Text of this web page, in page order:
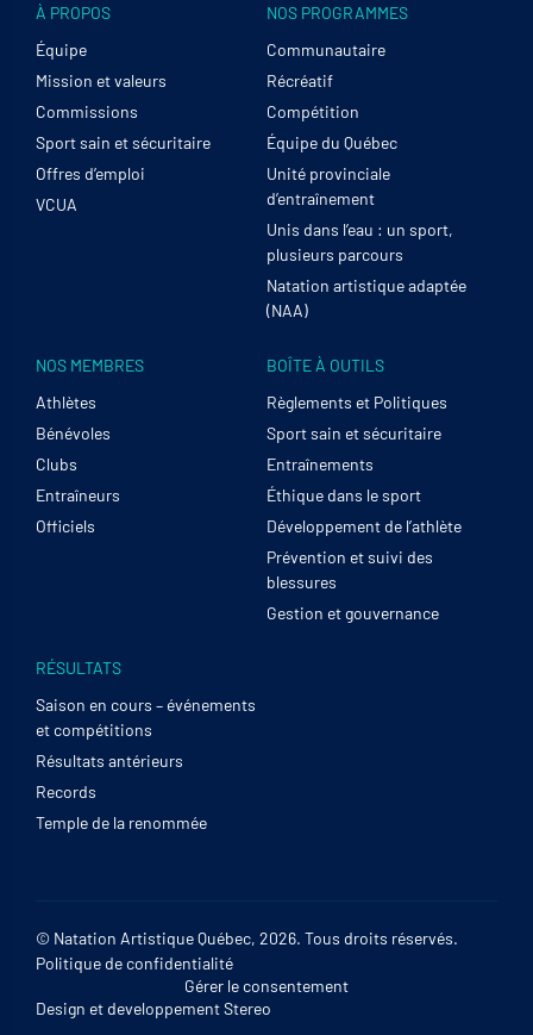
À PROPOS
Équipe
Mission et valeurs
Commissions
Sport sain et sécuritaire
Offres d’emploi
VCUA
NOS PROGRAMMES
Communautaire
Récréatif
Compétition
Équipe du Québec
Unité provinciale
d’entraînement
Unis dans l’eau : un sport,
plusieurs parcours
Natation artistique adaptée
(NAA)
NOS MEMBRES
Athlètes
Bénévoles
Clubs
Entraîneurs
Officiels
BOÎTE À OUTILS
Règlements et Politiques
Sport sain et sécuritaire
Entraînements
Éthique dans le sport
Développement de l’athlète
Prévention et suivi des
blessures
Gestion et gouvernance
RÉSULTATS
Saison en cours – événements
et compétitions
Résultats antérieurs
Records
Temple de la renommée
© Natation Artistique Québec, 2026. Tous droits réservés.
Politique de confidentialité
Gérer le consentement
Design et developpementStereo